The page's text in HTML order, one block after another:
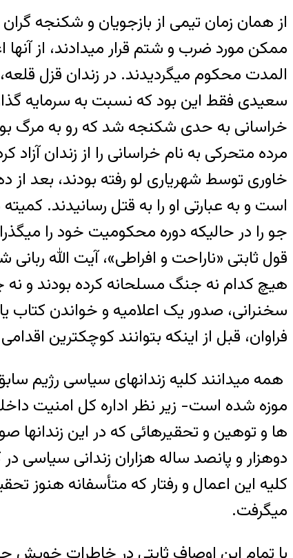
از همان زمان تیمی از بازجویان و شکنجه
ممکن مورد ضرب و شتم قرار میدادند، از
المدت محکوم میگردیدند. در زندان قزل
سعیدی فقط این بود که نسبت به سرمایه
خراسانی به حدی شکنجه شد که رو به مرگ
خاوری توسط شهریاری لو رفته بودند، بعد
است و به عبارتی او را به قتل رسانیدند.
جو را در حالیکه دوره محکومیت خود را
قول ثابتی «ناراحت و افراطی»، آیت الله
هیچ کدام نه جنگ مسلحانه کرده بودند و نه
سخنرانی، صدور یک اعلامیه و خواندن
فراوان، قبل از اینکه بتوانند کوچکترین
همه میدانند کلیه زندانهای سیاسی رژیم
موزه شده است- زیر نظر اداره کل امنیت
ها و توهین و تحقیرهائی که در این زندانها
دوهزار و پانصد ساله هزاران زندانی سیاسی
کلیه این اعمال و رفتار که متأسفانه هنوز
میگرفت.